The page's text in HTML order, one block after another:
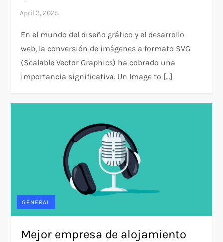
En el mundo del diseño gráfico y el desarrollo
web, la conversión de imágenes a formato SVG
(Scalable Vector Graphics) ha cobrado una
importancia significativa. Un Image to […]
GENERAL
Mejor empresa de alojamiento